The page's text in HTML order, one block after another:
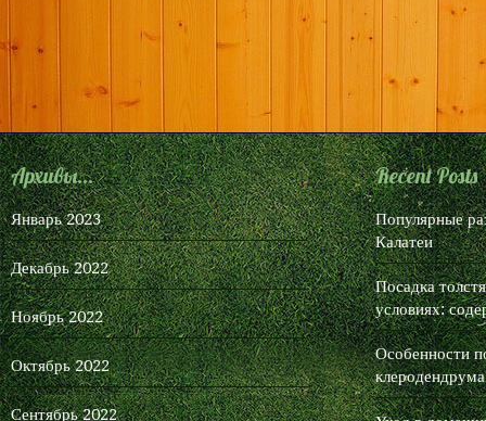
Архивы...
Январь 2023
Декабрь 2022
Ноябрь 2022
Октябрь 2022
Сентябрь 2022
Recent Posts
Популярные
Калатеи
Посадка
условиях:
Особенности